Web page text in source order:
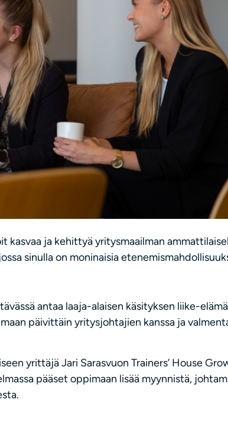
kasvaa ja kehittyä yritysmaailman
sinulla on moninaisia
antaa laaja-alaisen käsityksen liike-
päivittäin yritysjohtajien kanssa ja
yrittäjä Jari Sarasvuon Trainers’ House
pääset oppimaan lisää myynnistä,